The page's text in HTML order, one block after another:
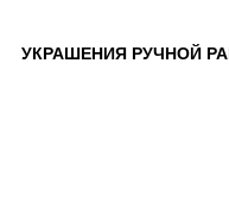
УКРАШЕНИЯ РУЧНОЙ